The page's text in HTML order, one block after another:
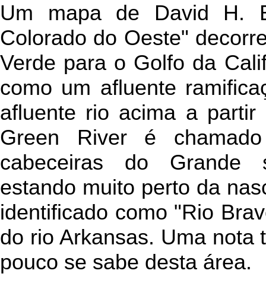
Um mapa de David H.
Colorado do Oeste"
Verde para o Golfo da
como um afluente
afluente rio acima a
Green River é
cabeceiras do Grande
estando muito perto da
identificado como "Rio
do rio Arkansas. Uma nota
pouco se sabe desta área.